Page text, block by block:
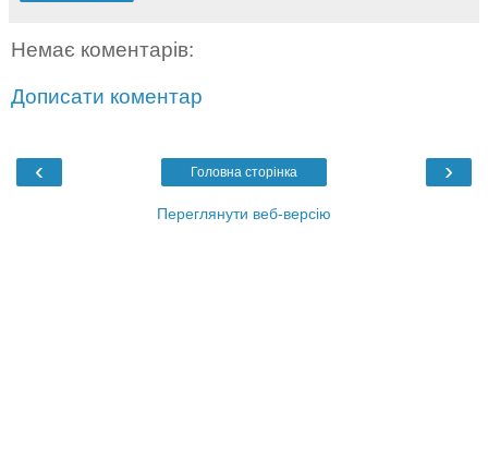
Немає коментарів:
Дописати коментар
‹ ›
Головна сторінка
Переглянути веб-версію